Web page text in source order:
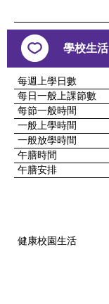
學校生活
每週上學日數
每日一般上課節數
每節一般時間
一般上學時間
一般放學時間
午膳時間
午膳安排
健康校園生活